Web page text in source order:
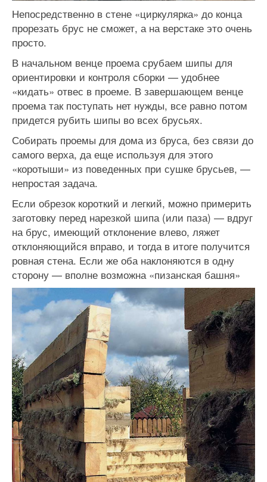
Непосредственно в стене «циркулярка» до конца
прорезать брус не сможет, а на верстаке это очень
просто.
В начальном венце проема срубаем шипы для
ориентировки и контроля сборки — удобнее
«кидать» отвес в проеме. В завершающем венце
проема так поступать нет нужды, все равно потом
придется рубить шипы во всех брусьях.
Собирать проемы для дома из бруса, без связи до
самого верха, да еще используя для этого
«коротыши» из поведенных при сушке брусьев, —
непростая задача.
Если обрезок короткий и легкий, можно примерить
заготовку перед нарезкой шипа (или паза) — вдруг
на брус, имеющий отклонение влево, ляжет
отклоняющийся вправо, и тогда в итоге получится
ровная стена. Если же оба наклоняются в одну
сторону — вполне возможна «пизанская башня»